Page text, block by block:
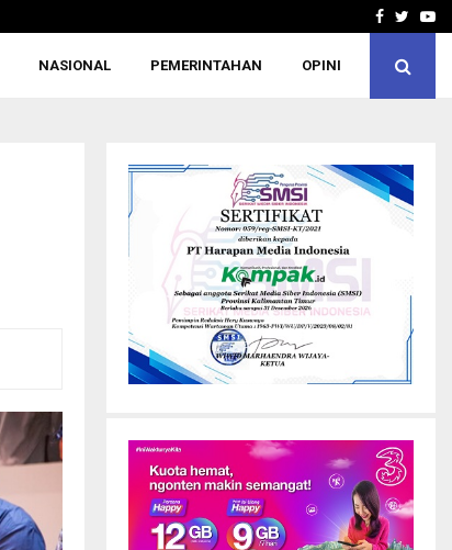
Silaturahmi ke Rusdiansyah Aras, KONI
Facebook
NASIONAL PEMERINTAHAN OPINI